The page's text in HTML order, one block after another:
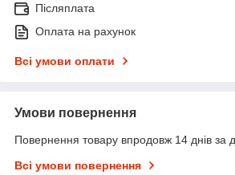
Післяплата
Оплата на рахунок
Всі умови оплати
Умови повернення
Повернення товару впродовж 14 днів за
Всі умови повернення